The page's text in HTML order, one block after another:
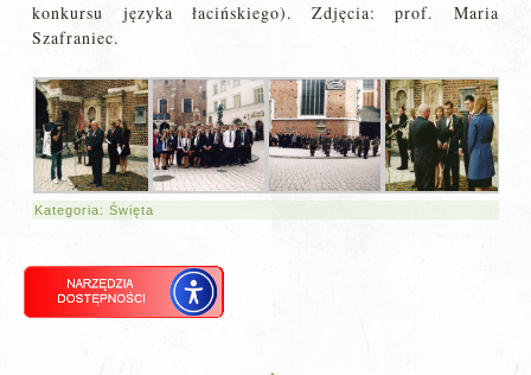
konkursu języka łacińskiego). Zdjęcia: prof. Maria
Szafraniec.
Kategoria:Święta